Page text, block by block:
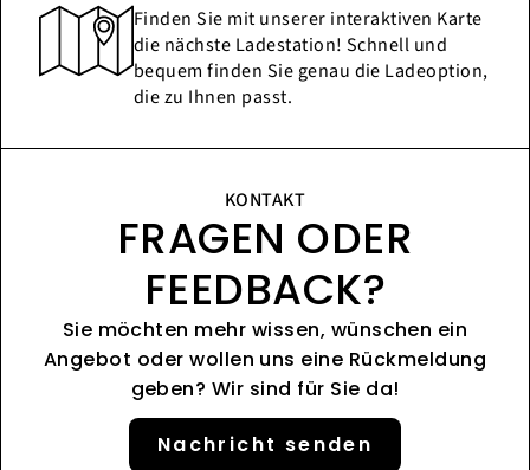
Finden Sie mit unserer interaktiven Karte
die nächste Ladestation! Schnell und
bequem finden Sie genau die Ladeoption,
die zu Ihnen passt.
KONTAKT
FRAGEN ODER
FEEDBACK?
Sie möchten mehr wissen, wünschen ein
Angebot oder wollen uns eine Rückmeldung
geben? Wir sind für Sie da!
Nachricht senden